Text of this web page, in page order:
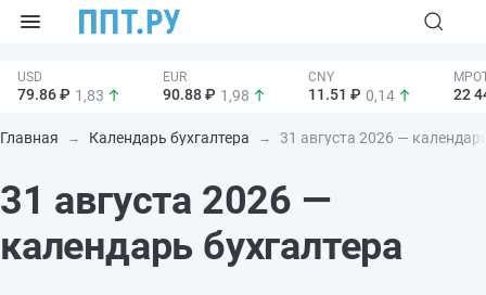
79.86 ₽ 1,83 90.88 ₽ 1,98 11.51 ₽ 0,14 22
Главная Календарь бухгалтера 31 августа 2026 —
31 августа 2026 —
календарь бухгалтера